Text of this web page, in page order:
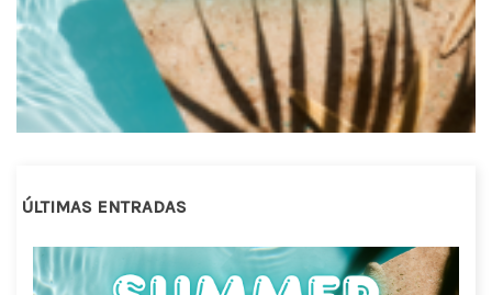
ÚLTIMAS ENTRADAS